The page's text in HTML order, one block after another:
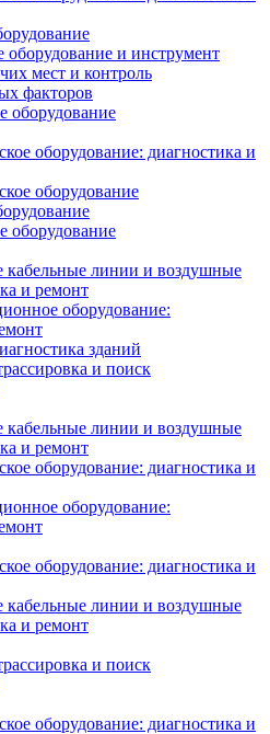
и инструмент
мест и контроль
факторов
оборудование
оборудование: диагностика и
оборудование
оборудование
кабельные линии и воздушные
и ремонт
оборудование:
зданий
и поиск
кабельные линии и воздушные
и ремонт
оборудование: диагностика и
оборудование:
оборудование: диагностика и
кабельные линии и воздушные
и ремонт
и поиск
оборудование: диагностика и